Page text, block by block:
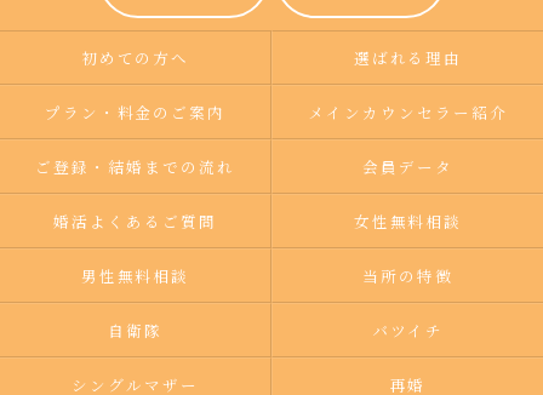
初めての方へ 選ばれる理由
プラン・料金のご案内 メインカウンセラー紹介
ご登録・結婚までの流れ 会員データ
婚活よくあるご質問 女性無料相談
男性無料相談 当所の特徴
自衛隊 バツイチ
シングルマザー 再婚